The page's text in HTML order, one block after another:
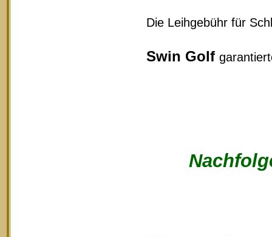
Die Leihgebühr für
Swin Golf